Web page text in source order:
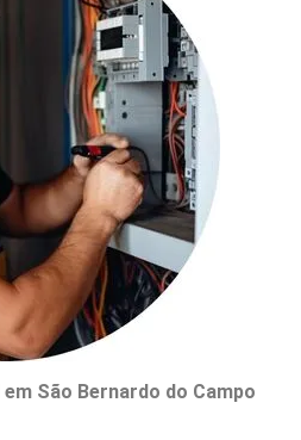
São Bernardo do Campo